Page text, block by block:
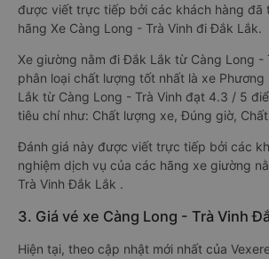
được viết trực tiếp bởi các khách hàng đã
hãng Xe Càng Long - Trà Vinh đi Đắk Lắk.
Xe giường nằm đi Đắk Lắk từ Càng Long -
phân loại chất lượng tốt nhất là xe Phương
Lắk từ Càng Long - Trà Vinh đạt 4.3 / 5
tiêu chí như: Chất lượng xe, Đúng giờ,
Đánh giá này được viết trực tiếp bởi các
nghiệm dịch vụ của các hãng xe giường
Trà Vinh Đắk Lắk .
3. Giá vé xe Càng Long - Trà Vinh
Hiện tại, theo cập nhật mới nhất của